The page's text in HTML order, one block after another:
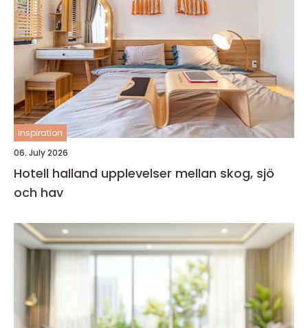
inspiration
06. July 2026
Hotell halland upplevelser mellan skog, sjö
och hav